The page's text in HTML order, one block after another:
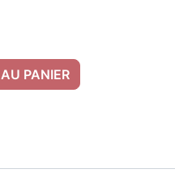
PANIER